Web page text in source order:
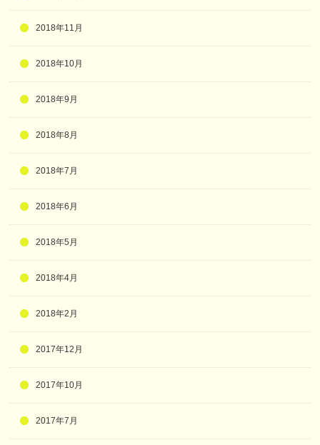
2018年11月
2018年10月
2018年9月
2018年8月
2018年7月
2018年6月
2018年5月
2018年4月
2018年2月
2017年12月
2017年10月
2017年7月